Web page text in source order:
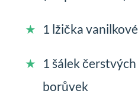
1 lžička
1 šálek
borůvek